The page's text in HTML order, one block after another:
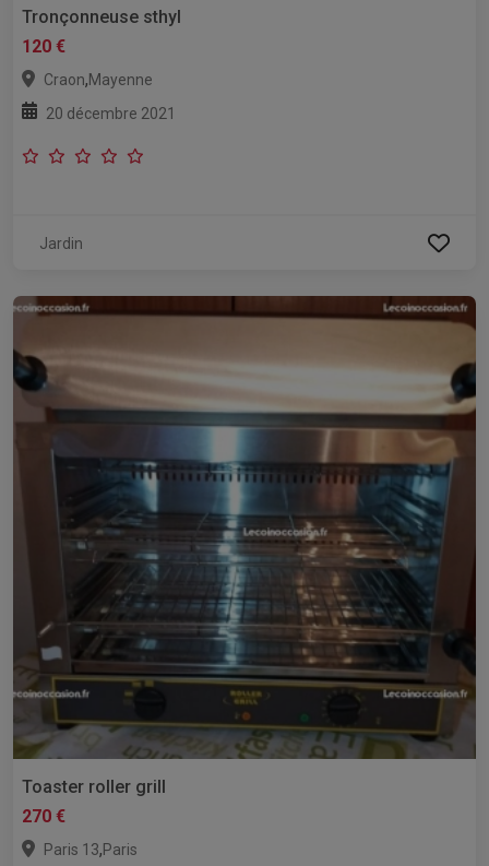
Tronçonneuse sthyl
120 €
Craon,Mayenne
20 décembre 2021
Jardin
Toaster roller grill
270 €
Paris 13,Paris